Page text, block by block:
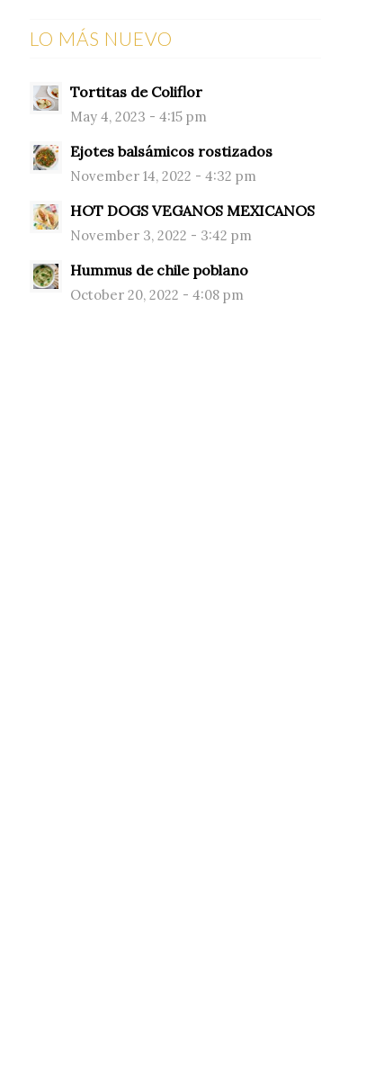
LO MÁS NUEVO
Tortitas de Coliflor
May 4, 2023 - 4:15 pm
Ejotes balsámicos rostizados
November 14, 2022 - 4:32 pm
HOT DOGS VEGANOS MEXICANOS
November 3, 2022 - 3:42 pm
Hummus de chile poblano
October 20, 2022 - 4:08 pm